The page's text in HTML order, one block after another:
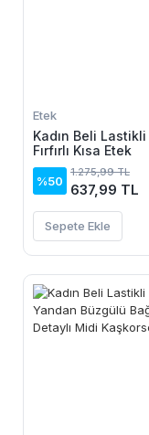
Etek
Kadın Beli Lastikli
Fırfırlı Kısa Etek
%50
1.275,99 TL
637,99 TL
Sepete Ekle